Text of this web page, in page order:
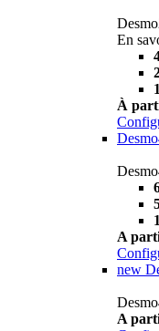
En
À
A
new
A